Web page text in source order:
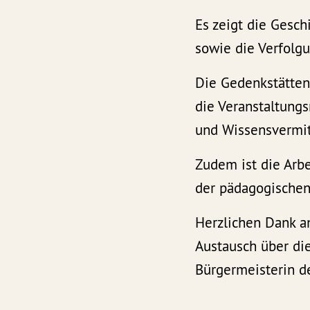
Es zeigt die
sowie die
Die
die
und
Zudem ist die
der
Herzlichen Dank
Austausch über
Bürgermeisterin